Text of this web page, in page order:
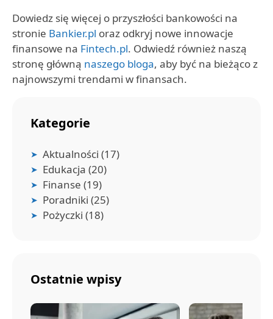
Dowiedz się więcej o przyszłości bankowości na
stronie Bankier.pl oraz odkryj nowe innowacje
finansowe na Fintech.pl. Odwiedź również naszą
stronę główną naszego bloga, aby być na bieżąco z
najnowszymi trendami w finansach.
Kategorie
Aktualności (17)
Edukacja (20)
Finanse (19)
Poradniki (25)
Pożyczki (18)
Ostatnie wpisy